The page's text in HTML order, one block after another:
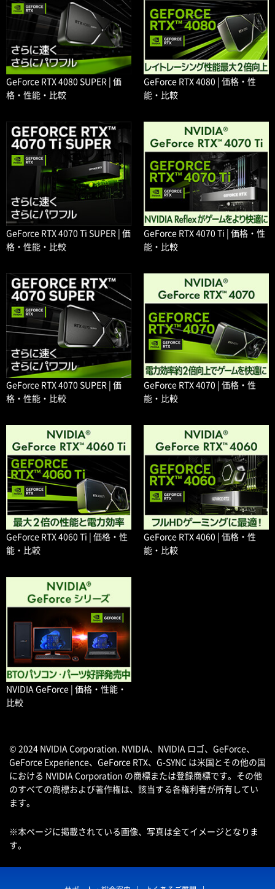
GeForce RTX 4080 SUPER | 価
格・性能・比較
GeForce RTX 4080 | 価格・性
能・比較
GeForce RTX 4070 Ti SUPER | 価
格・性能・比較
GeForce RTX 4070 Ti | 価格・性
能・比較
GeForce RTX 4070 SUPER | 価
格・性能・比較
GeForce RTX 4070 | 価格・性
能・比較
GeForce RTX 4060 Ti | 価格・性
能・比較
GeForce RTX 4060 | 価格・性
能・比較
NVIDIA GeForce | 価格・性能・
比較
© 2024 NVIDIA Corporation. NVIDIA、NVIDIA ロゴ、GeForce、
GeForce Experience、GeForce RTX、G-SYNC は米国とその他の国
における NVIDIA Corporation の商標または登録商標です。その他
のすべての商標および著作権は、該当する各権利者が所有してい
ます。
※本ページに掲載されている画像、写真は全てイメージとなりま
す。